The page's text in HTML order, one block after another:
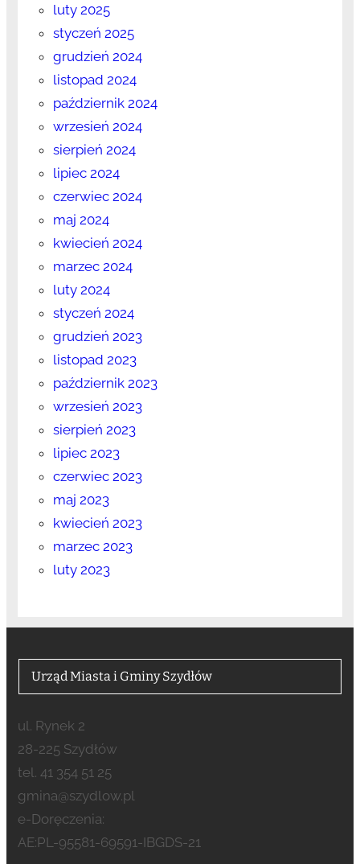
luty 2025
styczeń 2025
grudzień 2024
listopad 2024
październik 2024
wrzesień 2024
sierpień 2024
lipiec 2024
czerwiec 2024
maj 2024
kwiecień 2024
marzec 2024
luty 2024
styczeń 2024
grudzień 2023
listopad 2023
październik 2023
wrzesień 2023
sierpień 2023
lipiec 2023
czerwiec 2023
maj 2023
kwiecień 2023
marzec 2023
luty 2023
Urząd Miasta i Gminy Szydłów
ul. Rynek 2
28-225 Szydłów
tel. 41 354 51 25
gmina@szydlow.pl
e-Doręczenia:
AE:PL-95581-69591-IBGDS-21